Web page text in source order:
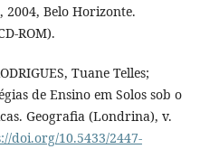
2004, Belo Horizonte.
ROM).
Tuane Telles;
de Ensino em Solos sob o
Geografia (Londrina), v.
doi.org/10.5433/2447-